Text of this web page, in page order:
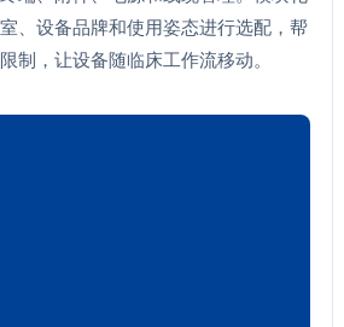
、设备品牌和使用姿态进行选配，帮
制，让设备随临床工作流移动。